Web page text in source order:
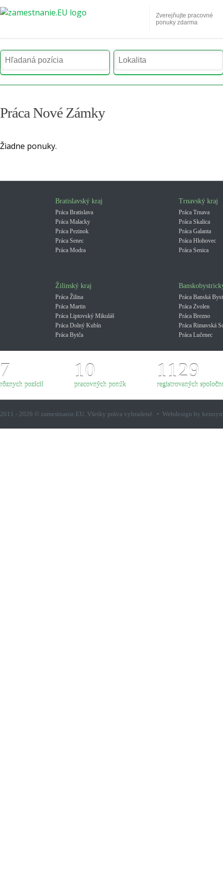
Zverejňujte pracovné
ponuky zdarma
Práca Nové Zámky
Žiadne ponuky.
Bratislavský kraj
Práca Bratislava
Práca Malacky
Práca Pezinok
Práca Senec
Práca Modra
Trnavský kraj
Práca Trnava
Práca Skalica
Práca Galanta
Práca Hlohovec
Práca Senica
Žilinský kraj
Práca Žilina
Práca Martin
Práca Liptovský Mikuláš
Práca Dolný Kubín
Práca Bytča
Práca Banská
Práca Zvolen
Práca Brezno
Práca Rimavská
Práca Lučenec
7
rôznych pozícií
10
pracovných ponúk
1129
registrovaných
2011 - 2026 © zamestnanie.EU. Všetky práva vyhradené. • Webdesign by